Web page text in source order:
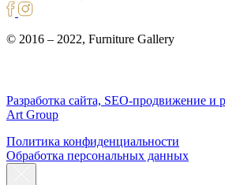
© 2016 – 2022, Furniture Gallery
Разработка сайта, SEO-продвижение и
Art Group
Политика конфиденциальности
Обработка персональных данных